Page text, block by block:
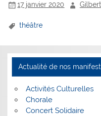
17 janvier 2020
théâtre
Actualité de nos
Activités Culturelles
Chorale
Concert Solidaire